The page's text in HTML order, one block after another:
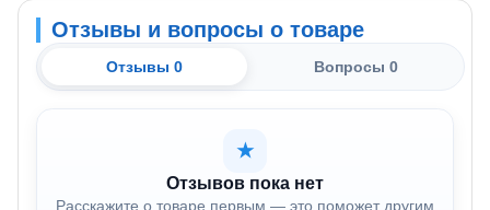
Отзывы и вопросы о товаре
Отзывы 0 Вопросы 0
★
Отзывов пока нет
Расскажите о товаре первым — это поможет другим